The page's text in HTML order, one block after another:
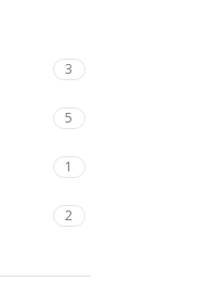
3
5
1
2